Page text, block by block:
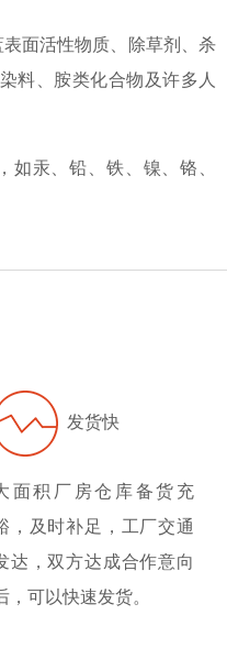
面活性物质、除草剂、杀
料、胺类化合物及许多人
如汞、铅、铁、镍、铬、
发货快
面积厂房仓库备货充
，及时补足，工厂交通
达，双方达成合作意向
，可以快速发货。